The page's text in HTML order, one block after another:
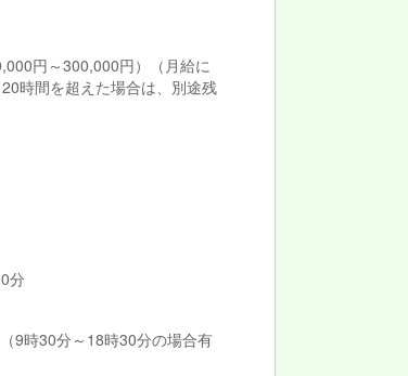
円～300,000円）（月給に
時間を超えた場合は、別途残
分
分～18時30分の場合有